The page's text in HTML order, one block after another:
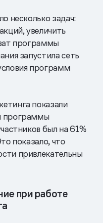
несколько задач:
увеличить
программы
запустила сеть
программ
показали
программы
был на 61%
показало, что
привлекательны
при работе